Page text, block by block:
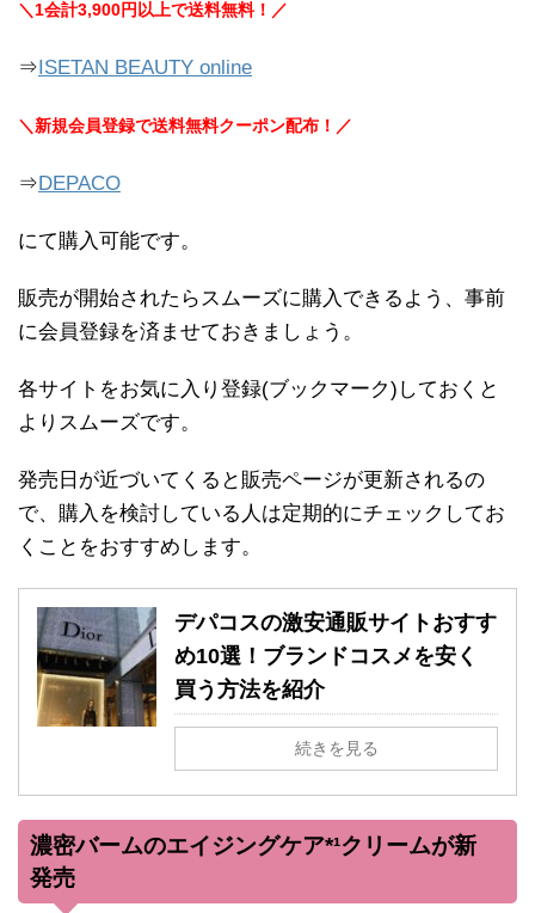
＼1会計3,900円以上で送料無料！／
⇒ ISETAN BEAUTY online
＼新規会員登録で送料無料クーポン配布！／
⇒ DEPACO
にて購入可能です。
販売が開始されたらスムーズに購入できるよう、事前
に会員登録を済ませておきましょう。
各サイトをお気に入り登録(ブックマーク)しておくと
よりスムーズです。
発売日が近づいてくると販売ページが更新されるの
で、購入を検討している人は定期的にチェックしてお
くことをおすすめします。
デパコスの激安通販サイトおすす
め10選！ブランドコスメを安く
買う方法を紹介
続きを見る
濃密バームのエイジングケア*¹クリームが新
発売